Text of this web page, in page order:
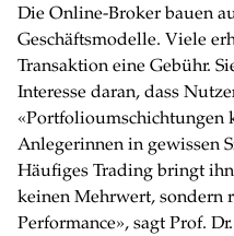
Die Online-Broker bauen
Geschäftsmodelle. Viele
Transaktion eine Gebühr.
Interesse daran, dass
«Portfolioumschichtungen
Anlegerinnen in gewissen
Häufiges Trading bringt
keinen Mehrwert, sondern
Performance», sagt Prof.